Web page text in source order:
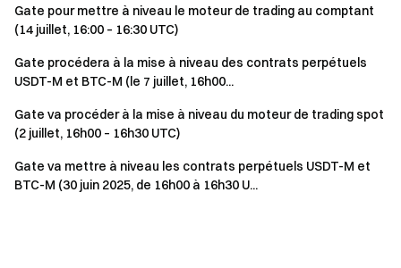
Gate pour mettre à niveau le moteur de trading au comptant
(14 juillet, 16:00 – 16:30 UTC)
Gate procédera à la mise à niveau des contrats perpétuels
USDT-M et BTC-M (le 7 juillet, 16h00...
Gate va procéder à la mise à niveau du moteur de trading spot
(2 juillet, 16h00 – 16h30 UTC)
Gate va mettre à niveau les contrats perpétuels USDT-M et
BTC-M (30 juin 2025, de 16h00 à 16h30 U...